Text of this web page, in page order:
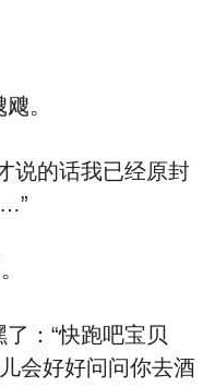
。
的话我已经原封
：“快跑吧宝贝
会好好问问你去酒